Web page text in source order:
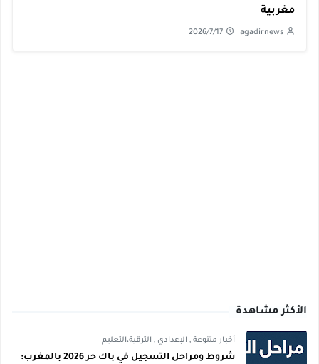
مغربية
agadirnews
2026/7/17
الأكثر مشاهدة
أخبار متنوعة , الإعدادي , الترقية،التعليم
شروط ومراحل التسجيل في باك حر 2026 بالمغرب: